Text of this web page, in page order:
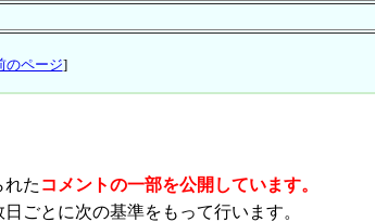
のページ]
た コメントの一部を公開しています。
ごとに次の基準をもって行います。